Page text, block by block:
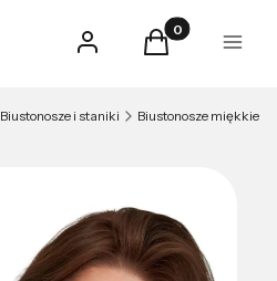
Zaloguj sięProdukty w
Koszyk Menu
Biustonosze i staniki Biustonosze miękkie